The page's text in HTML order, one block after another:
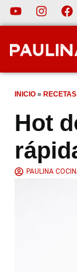
INICIO » RECETAS
Hot
PAULINA